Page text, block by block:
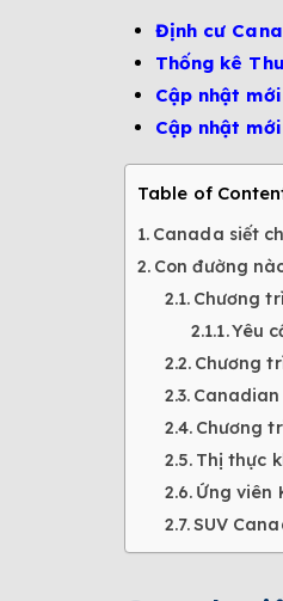
Định cư
Thống kê
Cập nhật
Cập nhật
Table of
Canada siết
Con đường
Chương
Yêu
Chương
Canadian
Chương
Thị thực
Ứng viên
SUV